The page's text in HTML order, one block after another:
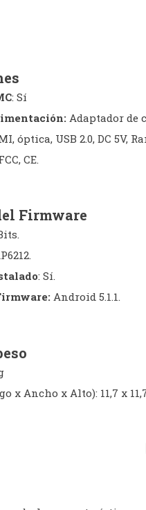
: Sí
Adaptador de
óptica, USB 2.0, DC 5V,
CE.
Firmware
: Sí.
Android 5.1.1.
x Ancho x Alto): 11,7 x